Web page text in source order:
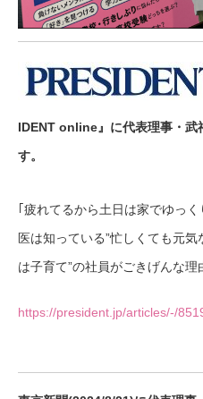
IDENT online』に代表理事・武
す。
｢疲れてるから土日は家でゆっ
医は知っている”忙しくても元気
は子育て”の社員がごきげんな理
https://president.jp/articles/-/